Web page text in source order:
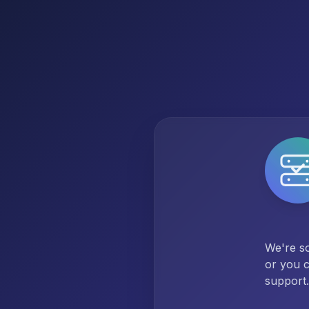
We're
or you
support.